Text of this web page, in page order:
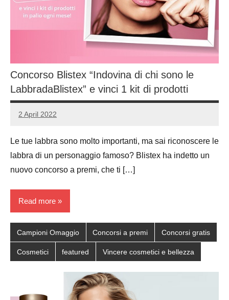
Concorso Blistex “Indovina di chi sono le
LabbradaBlistex” e vinci 1 kit di prodotti
2 April 2022
Luca
No
Le tue labbra sono molto importanti, ma sai riconoscere le
labbra di un personaggio famoso? Blistex ha indetto un
nuovo concorso a premi, che ti […]
Read more
Campioni Omaggio Concorsi a premi Concorsi gratis
Cosmetici featured Vincere cosmetici e bellezza